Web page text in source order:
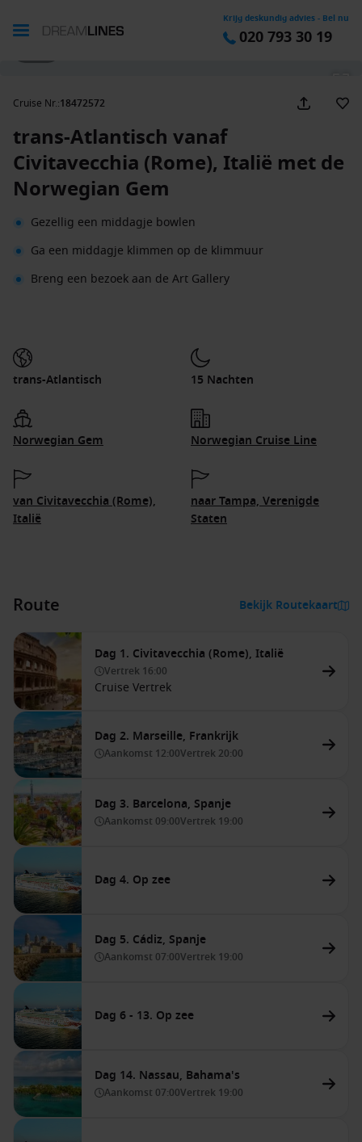
Krijg deskundig advies - Bel nu
020 793 30 19
Cruise Nr.:18472572
trans-Atlantisch vanaf
Civitavecchia (Rome), Italië met de
Norwegian Gem
Gezellig een middagje bowlen
Ga een middagje klimmen op de klimmuur
Breng een bezoek aan de Art Gallery
trans-Atlantisch 15 Nachten
Norwegian Gem Norwegian Cruise Line
van Civitavecchia (Rome),
Italië
naar Tampa, Verenigde
Staten
Route Bekijk Routekaart
Dag 1. Civitavecchia (Rome), Italië
Vertrek 16:00
Cruise Vertrek
Dag 2. Marseille, Frankrijk
Aankomst 12:00Vertrek 20:00
Dag 3. Barcelona, Spanje
Aankomst 09:00Vertrek 19:00
Dag 4. Op zee
Dag 5. Cádiz, Spanje
Aankomst 07:00Vertrek 19:00
Dag 6 - 13. Op zee
Dag 14. Nassau, Bahama's
Aankomst 07:00Vertrek 19:00